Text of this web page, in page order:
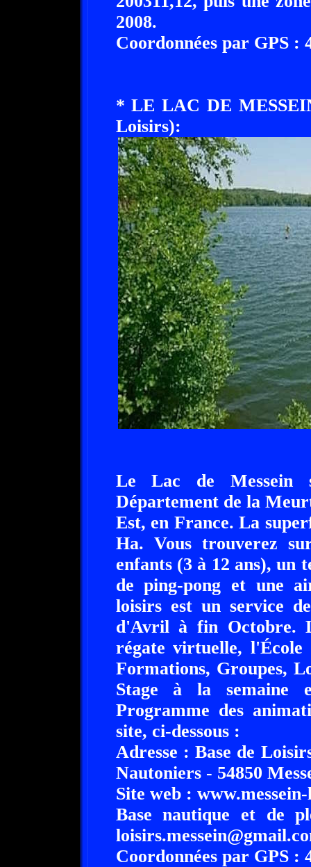
2008.
Coordonnées par GPS :
* LE LAC DE
Loisirs):
Le Lac de Messein
Département de la
Est, en France. La
Ha. Vous trouverez
enfants (3 à 12 ans), un
de ping-pong et une
loisirs est un service
d'Avril à fin Octobre.
régate virtuelle, l'École
Formations, Groupes,
Stage à la semaine
Programme des
site, ci-dessous :
Adresse : Base de
Nauto­niers - 54850
Site web :
Base nautique et de
Coordonnées par GPS :